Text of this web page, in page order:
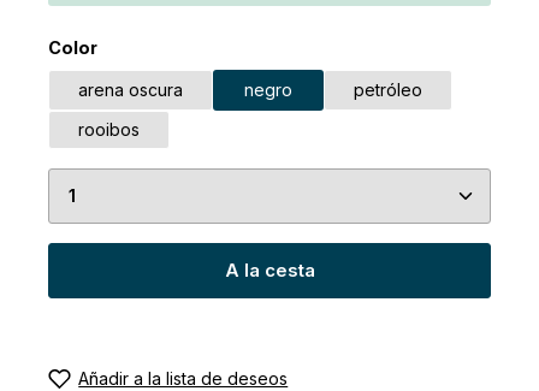
Seleccione
Color
arena oscura negro
petróleo
rooibos
Cantidad del producto: introduce la cantidad
A la cesta
Añadir a la lista de deseos